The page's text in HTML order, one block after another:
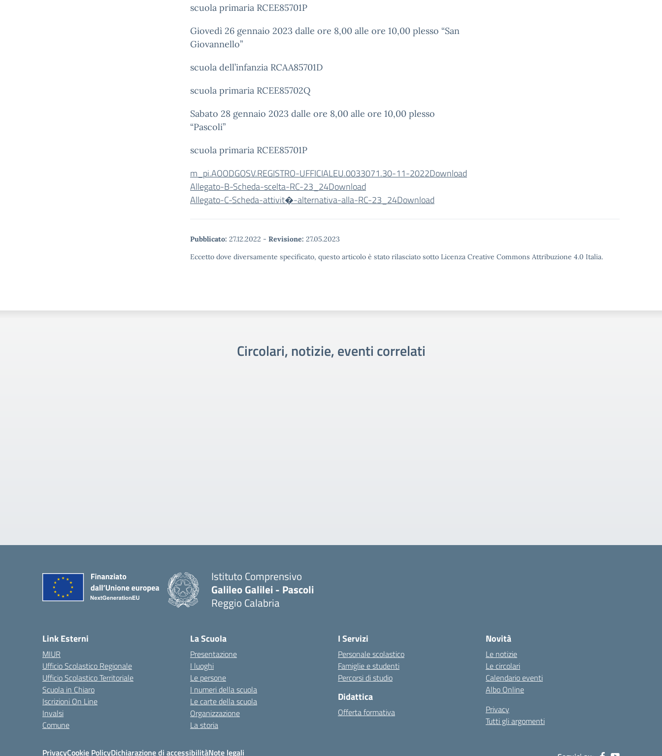
scuola primaria RCEE85701P
Giovedì 26 gennaio 2023 dalle ore 8,00 alle ore 10,00 plesso “San
Giovannello”
scuola dell’infanzia RCAA85701D
scuola primaria RCEE85702Q
Sabato 28 gennaio 2023 dalle ore 8,00 alle ore 10,00 plesso
“Pascoli”
scuola primaria RCEE85701P
m_pi.AOODGOSV.REGISTRO-UFFICIALEU.0033071.30-11-2022Download
Allegato-B-Scheda-scelta-RC-23_24Download
Allegato-C-Scheda-attivit�-alternativa-alla-RC-23_24Download
Pubblicato: 27.12.2022 - Revisione: 27.05.2023
Eccetto dove diversamente specificato, questo articolo è stato rilasciato sotto Licenza Creative Commons Attribuzione 4.0 Italia.
Circolari, notizie, eventi correlati
Istituto Comprensivo
Galileo Galilei - Pascoli
Reggio Calabria
Link Esterni
MIUR
Ufficio Scolastico Regionale
Ufficio Scolastico Territoriale
Scuola in Chiaro
Iscrizioni On Line
Invalsi
Comune
La Scuola
Presentazione
I luoghi
Le persone
I numeri della scuola
Le carte della scuola
Organizzazione
La storia
I Servizi
Personale scolastico
Famiglie e studenti
Percorsi di studio
Didattica
Offerta formativa
Novità
Le notizie
Le circolari
Calendario eventi
Albo Online
Privacy
Tutti gli argomenti
PrivacyCookie PolicyDichiarazione di accessibilitàNote legali